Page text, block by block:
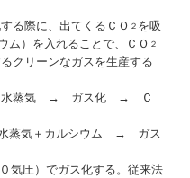
る際に、出てくるＣＯ ２ を吸
ム）を入れることで、ＣＯ ２
クリーンなガスを生産する
蒸気 → ガス化 → Ｃ
水蒸気＋カルシウム → ガス
気圧）でガス化する。従来法